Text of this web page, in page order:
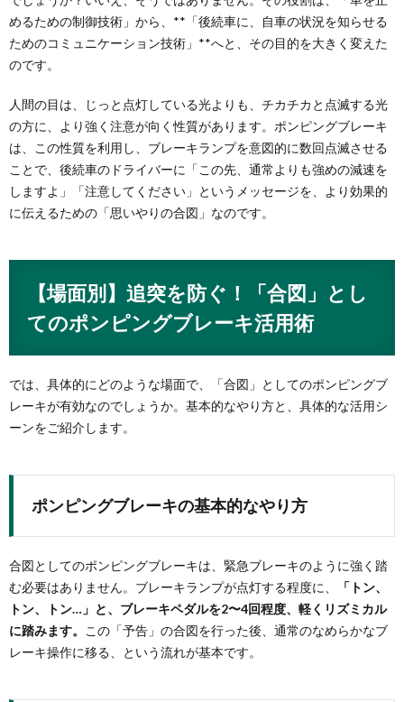
めるための制御技術」から、**「後続車に、自車の状況を知らせる
ためのコミュニケーション技術」**へと、その目的を大きく変えた
のです。
人間の目は、じっと点灯している光よりも、チカチカと点滅する光
の方に、より強く注意が向く性質があります。ポンピングブレーキ
は、この性質を利用し、ブレーキランプを意図的に数回点滅させる
ことで、後続車のドライバーに「この先、通常よりも強めの減速を
しますよ」「注意してください」というメッセージを、より効果的
に伝えるための「思いやりの合図」なのです。
【場面別】追突を防ぐ！「合図」とし
てのポンピングブレーキ活用術
では、具体的にどのような場面で、「合図」としてのポンピングブ
レーキが有効なのでしょうか。基本的なやり方と、具体的な活用シ
ーンをご紹介します。
ポンピングブレーキの基本的なやり方
合図としてのポンピングブレーキは、緊急ブレーキのように強く踏
む必要はありません。ブレーキランプが点灯する程度に、
「トン、
トン、トン…」と、ブレーキペダルを2〜4回程度、軽くリズミカル
に踏みます。
この「予告」の合図を行った後、通常のなめらかなブ
レーキ操作に移る、という流れが基本です。